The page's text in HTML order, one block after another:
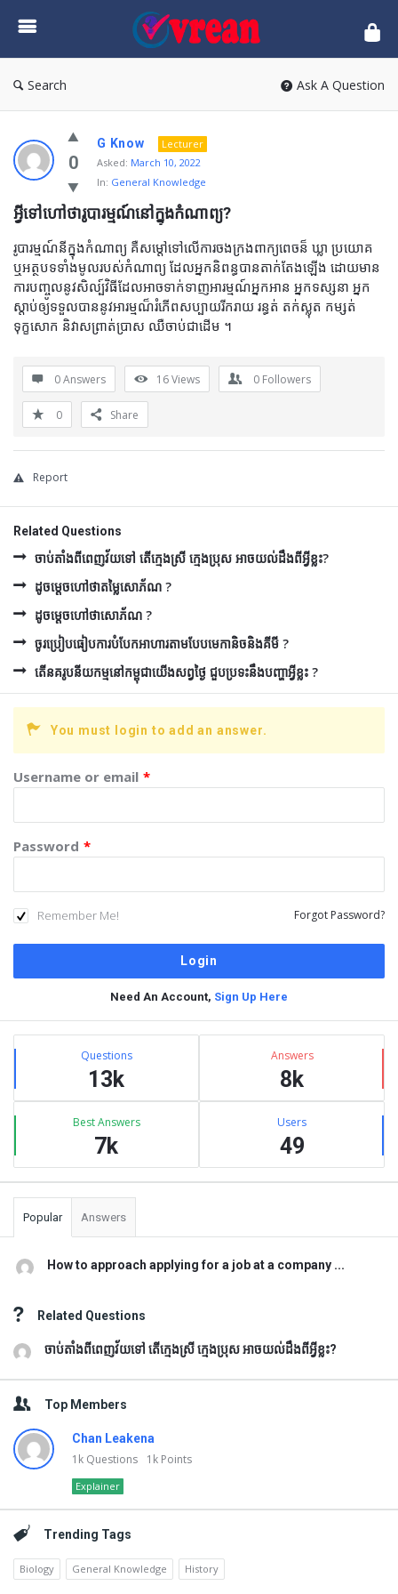
vrean.com
Search Ask A Question
0
G Know
Lecturer
Asked: March 10, 2022
In: General Knowledge
អ្វីទៅហៅថារូបារម្មណ៍នៅក្នុងកំណាព្យ?
រូបារម្មណ៍នីក្នុងកំណាព្យ គឺសម្តៅទៅលើការចងក្រងពាក្យពេចន៏ ឃ្លា ប្រយោគ
ឬអត្ថបទទាំងមូលរបស់កំណាព្យ ដែលអ្នកនិពន្ធបានតាក់តែងឡើង ដោយមាន
ការបញ្ចូលនូវសិល្ប៍វិធីដែលអាចទាក់ទាញអារម្មណ៍អ្នកអាន អ្នកទស្សនា អ្នក
ស្តាប់ឲ្យទទួលបាននូវអារម្មណ៏រំភើពសប្បាយរីករាយ រន្ធត់ តក់ស្លុត កម្សត់
ទុក្ខសោក និវាសព្រាត់ប្រាស ឈឺចាប់ជាដើម ។
0 Answers 16Views 0 Followers
0 Share
Report
Related Questions
ចាប់តាំងពីពេញវ័យទៅ តើក្មេងស្រី ក្មេងប្រុស អាចយល់ដឹងពីអ្វីខ្លះ?
ដូចម្ដេចហៅថាតម្លៃសោភ័ណ ?
ដូចម្ដេចហៅថាសោភ័ណ ?
ចូរប្រៀបធៀបការបំបែកអាហារតាមបែបមេកានិចនិងគីមី ?
តើនគរូបនីយកម្មនៅកម្ពុជាយើងសព្វថ្ងៃ ជួបប្រទះនឹងបញ្ហាអ្វីខ្លះ ?
You must login to add an answer.
Username or email *
Password *
Remember Me! Forgot Password?
Need An Account, Sign Up Here
Sidebar
Stats Questions
13k
Answers
8k
Best Answers
7k
Users
49
Popular Answers
How to approach applying for a job at a company ...
Related Questions
ចាប់តាំងពីពេញវ័យទៅ តើក្មេងស្រី ក្មេងប្រុស អាចយល់ដឹងពីអ្វីខ្លះ?
Top Members
Chan Leakena
1k Questions 1k Points
Explainer
Trending Tags
Biology General Knowledge History